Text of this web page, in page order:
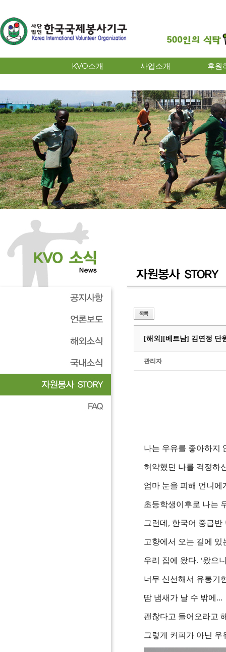
KVO소개 사업소개 후원
[해외] [베트남] 김연정 단
관리자
나는 우유를 좋아하지
허약했던 나를 걱정하
엄마 눈을 피해 언니에
초등학생이후로 나는
그런데, 한국어 중급반
고향에서 오는 길에
우리 집에 왔다. ‘왔으
너무 신선해서 유통기
땀 냄새가 날 수 밖에...
괜찮다고 들어오라고
그렇게 커피가 아닌